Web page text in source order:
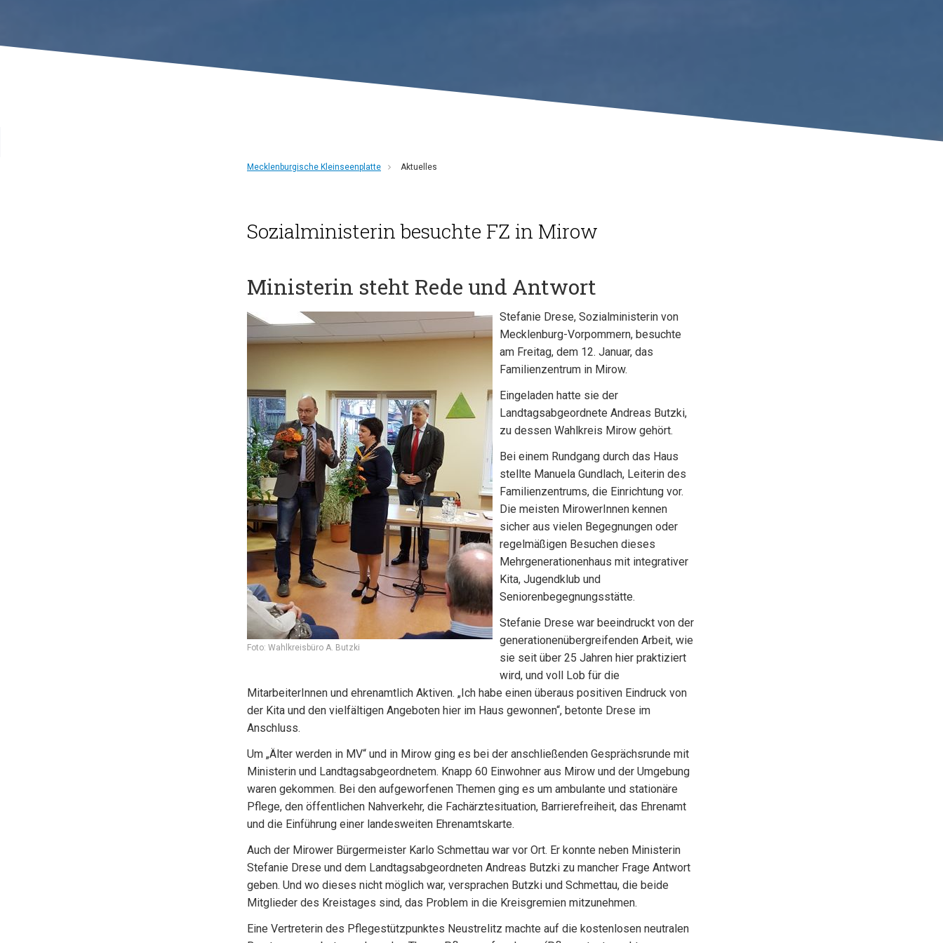
Mecklenburgische Kleinseenplatte Aktuelles
Sozialministerin besuchte FZ in Mirow
Ministerin steht Rede und Antwort
Foto: Wahlkreisbüro A. Butzki
Stefanie Drese, Sozialministerin von
Mecklenburg-Vorpommern, besuchte
am Freitag, dem 12. Januar, das
Familienzentrum in Mirow.
Eingeladen hatte sie der
Landtagsabgeordnete Andreas Butzki,
zu dessen Wahlkreis Mirow gehört.
Bei einem Rundgang durch das Haus
stellte Manuela Gundlach, Leiterin des
Familienzentrums, die Einrichtung vor.
Die meisten MirowerInnen kennen
sicher aus vielen Begegnungen oder
regelmäßigen Besuchen dieses
Mehrgenerationenhaus mit integrativer
Kita, Jugendklub und
Seniorenbegegnungsstätte.
Stefanie Drese war beeindruckt von der
generationenübergreifenden Arbeit, wie
sie seit über 25 Jahren hier praktiziert
wird, und voll Lob für die
MitarbeiterInnen und ehrenamtlich Aktiven. „Ich habe einen überaus positiven Eindruck von
der Kita und den vielfältigen Angeboten hier im Haus gewonnen“, betonte Drese im
Anschluss.
Um „Älter werden in MV“ und in Mirow ging es bei der anschließenden Gesprächsrunde mit
Ministerin und Landtagsabgeordnetem. Knapp 60 Einwohner aus Mirow und der Umgebung
waren gekommen. Bei den aufgeworfenen Themen ging es um ambulante und stationäre
Pflege, den öffentlichen Nahverkehr, die Fachärztesituation, Barrierefreiheit, das Ehrenamt
und die Einführung einer landesweiten Ehrenamtskarte.
Auch der Mirower Bürgermeister Karlo Schmettau war vor Ort. Er konnte neben Ministerin
Stefanie Drese und dem Landtagsabgeordneten Andreas Butzki zu mancher Frage Antwort
geben. Und wo dieses nicht möglich war, versprachen Butzki und Schmettau, die beide
Mitglieder des Kreistages sind, das Problem in die Kreisgremien mitzunehmen.
Eine Vertreterin des Pflegestützpunktes Neustrelitz machte auf die kostenlosen neutralen